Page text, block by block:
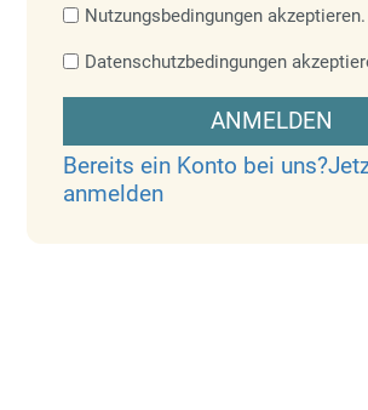
Nutzungsbedingungen akzeptieren.
Datenschutzbedingungen
ANMELDEN
Bereits ein Konto bei uns?
anmelden